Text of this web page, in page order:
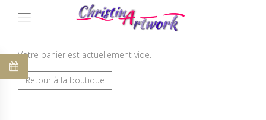
Votre panier est actuellement vide.
Retour à la boutique